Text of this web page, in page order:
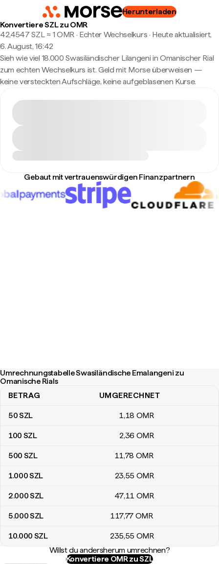
Herunterladen
Konvertiere SZL zu OMR
42,4547 SZL ≈ 1 OMR · Echter Wechselkurs · Heute aktualisiert,
6. August, 16:42
Sieh wie viel 18.000 Swasiländischer Lilangeni in Omanischer Rial
zum echten Wechselkurs ist. Geld mit Morse überweisen —
keine versteckten Aufschläge, keine aufgeblasenen Kurse.
Gebaut mit vertrauenswürdigen Finanzpartnern
Umrechnungstabelle Swasiländische Emalangeni zu
Omanische Rials
Umrechnungstabelle Swasiländische Emalangeni zu Omanische
BETRAG UMGERECHNET
50SZL 1,18 OMR
100 SZL 2,36 OMR
500 SZL 11,78 OMR
1.000SZL 23,55 OMR
2.000SZL 47,11 OMR
5.000SZL 117,77 OMR
10.000 SZL 235,55 OMR
Willst du andersherum umrechnen?
Konvertiere OMR zu SZL